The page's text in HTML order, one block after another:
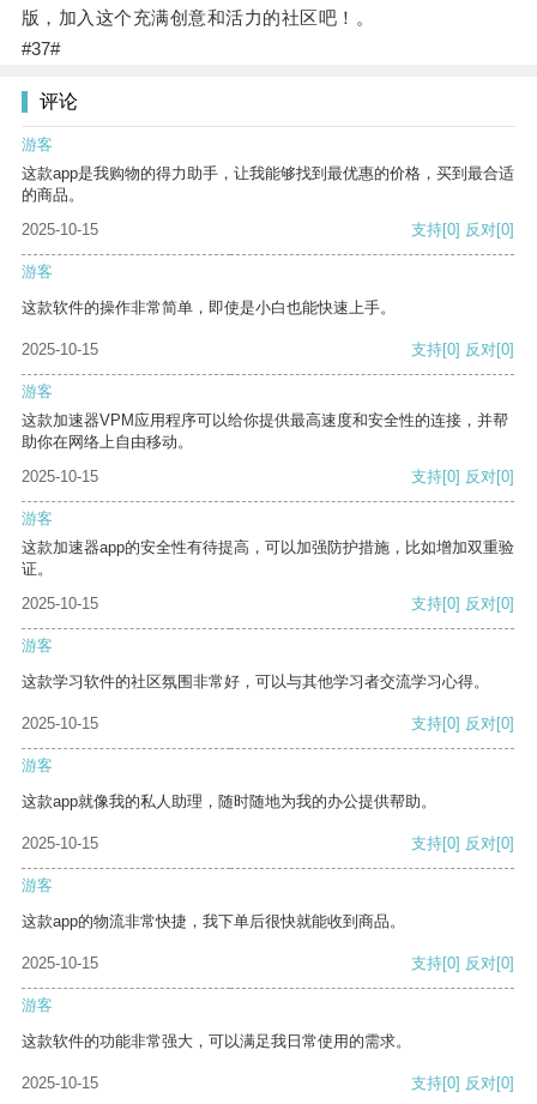
版，加入这个充满创意和活力的社区吧！。
#37#
评论
游客
这款app是我购物的得力助手，让我能够找到最优惠的价格，买到最合适
的商品。
2025-10-15
支持[0] 反对[0]
游客
这款软件的操作非常简单，即使是小白也能快速上手。
2025-10-15 支持[0] 反对[0]
游客
这款加速器VPM应用程序可以给你提供最高速度和安全性的连接，并帮
助你在网络上自由移动。
2025-10-15
支持[0] 反对[0]
游客
这款加速器app的安全性有待提高，可以加强防护措施，比如增加双重验
证。
2025-10-15
支持[0] 反对[0]
游客
这款学习软件的社区氛围非常好，可以与其他学习者交流学习心得。
2025-10-15 支持[0] 反对[0]
游客
这款app就像我的私人助理，随时随地为我的办公提供帮助。
2025-10-15 支持[0] 反对[0]
游客
这款app的物流非常快捷，我下单后很快就能收到商品。
2025-10-15 支持[0] 反对[0]
游客
这款软件的功能非常强大，可以满足我日常使用的需求。
2025-10-15 支持[0] 反对[0]